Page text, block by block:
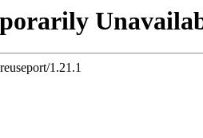
1.21.1